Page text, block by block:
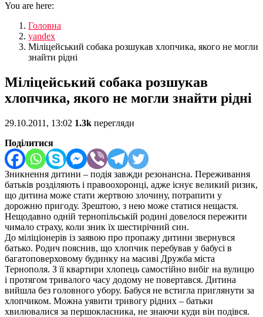
You are here:
Головна
yandex
Міліцейський собака розшукав хлопчика, якого не могли
знайти рідні
Міліцейський собака розшукав
хлопчика, якого не могли знайти рідні
29.10.2011, 13:02 1.3k перегляди
Поділитися
Зникнення дитини – подія завжди резонансна. Переживання
батьків розділяють і правоохоронці, адже існує великий ризик,
що дитина може стати жертвою злочину, потрапити у
дорожню пригоду. Зрештою, з нею може статися нещастя.
Нещодавно одній тернопільській родині довелося пережити
чимало страху, коли зник їх шестирічний син.
До міліціонерів із заявою про пропажу дитини звернувся
батько. Родич пояснив, що хлопчик перебував у бабусі в
багатоповерховому будинку на масиві Дружба міста
Тернополя. З її квартири хлопець самостійно вибіг на вулицю
і протягом тривалого часу додому не повертався. Дитина
вийшла без головного убору. Бабуся не встигла приглянути за
хлопчиком. Можна уявити тривогу рідних – батьки
хвилювалися за першокласника, не знаючи куди він подівся.